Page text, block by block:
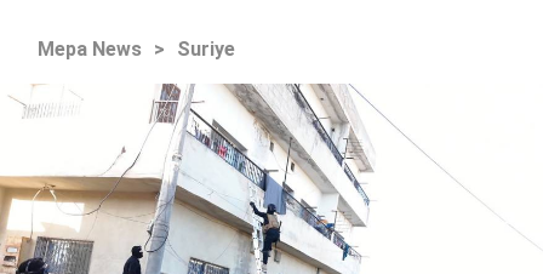
Mepa News > Suriye